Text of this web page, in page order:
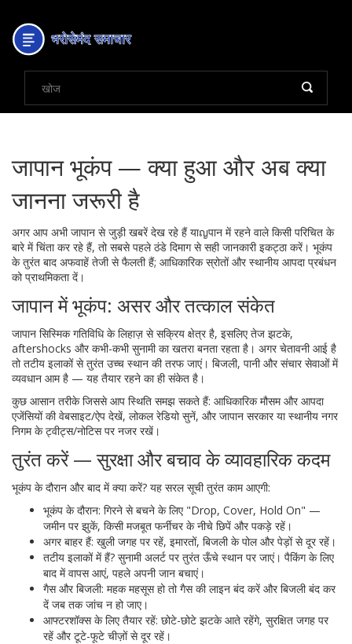
जापान भूकंप — क्या हुआ और अब क्या
जानना जरूरी है
अगर आप अभी जापान से जुड़ी खबरें देख रहे हैं याญपान में रहने वाले किसी परिचित के
बारे में चिंता कर रहे हैं, तो सबसे पहले ठंडे दिमाग से सही जानकारी इकट्ठा करें। भूकंप
के तुरंत बाद अफवाहें तेजी से फैलती हैं; आधिकारिक स्रोतों और स्थानीय आपदा प्रबंधन
को प्राथमिकता दें।
जापान में भूकंप: असर और तत्काल संकेत
जापान सिस्मिक गतिविधि के लिहाज़ से सक्रिय क्षेत्र है, इसलिए तेज झटके,
aftershocks और कभी-कभी सुनामी का खतरा बनता रहता है। अगर चेतावनी आई है
तो तटीय इलाकों से तुरंत उच्च स्थान की तरफ जाएं। बिजली, पानी और संचार सेवाओं में
व्यवधान आम है — यह तैयार रहने का ही संकेत है।
कुछ आसान तरीके जिससे आप स्थिति समझ सकते हैं: आधिकारिक मौसम और आपदा
एजेंसियों की वेबसाइट/ऐप देखें, लोकल रेडियो सुनें, और जापान सरकार या स्थानीय नगर
निगम के ट्वीट्स/नोटिस पर नजर रखें।
तुरंत करें — सुरक्षा और बचाव के व्यावहारिक कदम
भूकंप के दौरान और बाद में क्या करें? यह सरल सूची तुरंत काम आएगी:
भूकंप के दौरान: गिरने से बचने के लिए "Drop, Cover, Hold On" —
जमीन पर झुकें, किसी मजबूत फर्नीचर के नीचे छिपें और पकड़े रहें।
अगर बाहर हैं: खुली जगह पर रहें, इमारतों, बिजली के पोल और पेड़ों से दूर रहें।
तटीय इलाकों में हैं? सुनामी अलर्ट पर तुरंत ऊँचे स्थान पर जाएं। पैकिंग के लिए
बाद में वापस आएं, पहले अपनी जान बचाएं।
गैस और बिजली: महक महसूस हो तो गैस की लाइन बंद करें और बिजली बंद कर
दें जब तक जांच न हो जाए।
आफ्टरशॉक्स के लिए तैयार रहें: छोटे-छोटे झटके आते रहेंगे, सुरक्षित जगह पर
रहें और टूटे-फूटे चीज़ों से दूर रहें।